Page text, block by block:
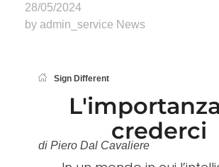
28/05/2024
by admin_service News
Sign Different
crederci
di Piero Dal Cavaliere